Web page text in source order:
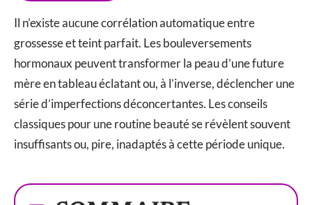
Il n’existe aucune corrélation automatique entre
grossesse et teint parfait. Les bouleversements
hormonaux peuvent transformer la peau d’une future
mère en tableau éclatant ou, à l’inverse, déclencher une
série d’imperfections déconcertantes. Les conseils
classiques pour une routine beauté se révèlent souvent
insuffisants ou, pire, inadaptés à cette période unique.